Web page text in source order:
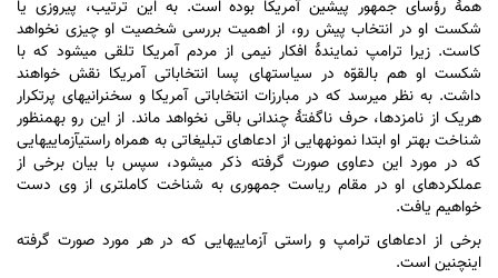
همۀ رؤسای جمهور پیشین آمریکا بوده است. به این ترتیب، پیروزی یا
شکست او در انتخاب پیش رو، از اهمیت بررسی شخصیت او چیزی نخواهد
کاست. زیرا ترامپ نمایندۀ افکار نیمی از مردم آمریکا تلقی می‎شود که با
شکست او هم بالقوّه در سیاستهای پسا انتخاباتی آمریکا نقش خواهند
داشت. به نظر می‎رسد که در مبارزات انتخاباتی آمریکا و سخنرانی‎های پرتکرار
هریک از نامزدها، حرف ناگفتۀ چندانی باقی نخواهد ماند. از این رو به‎منظور
شناخت بهتر او ابتدا نمونه‎هایی از ادعاهای تبلیغاتی به همراه راستی‎آزمایی‎هایی
که در مورد این دعاوی صورت گرفته ذکر می‎شود، سپس با بیان برخی از
عملکردهای او در مقام ریاست جمهوری به شناخت کامل‎تری از وی دست
خواهیم یافت.
برخی از ادعاهای ترامپ و راستی آزمایی‎هایی که در هر مورد صورت گرفته
این‎چنین است.